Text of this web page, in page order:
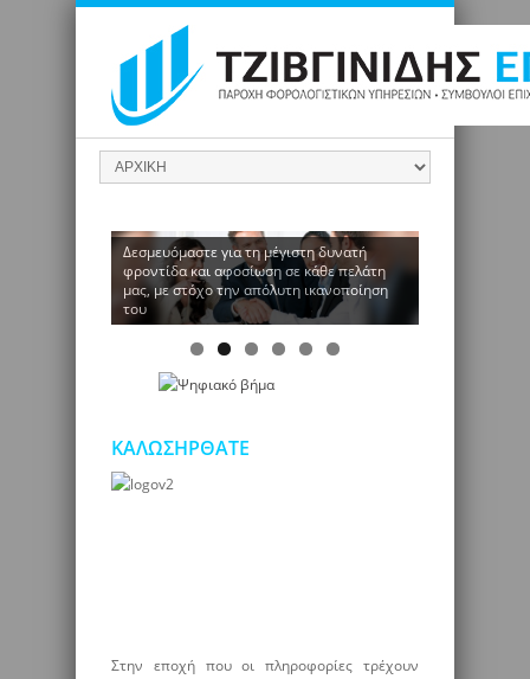
Δεσμευόμαστε για τη μέγιστη δυνατή
φροντίδα και αφοσίωση σε κάθε πελάτη
μας, με στόχο την απόλυτη ικανοποίηση
του
ΚΑΛΩΣΗΡΘΑΤΕ
Στην εποχή που οι πληροφορίες τρέχουν